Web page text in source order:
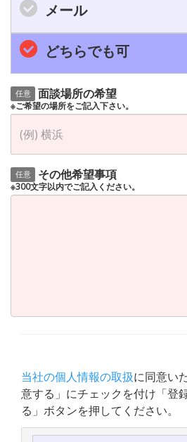
メール
どちらでも可
任意 面談場所の希望
※ご希望の場所をご記入下さい。
任意 その他希望事項
※300文字以内でご記入ください。
当社の個人情報の取扱に同意い
意する」にチェックを付け「登
る」ボタンを押してください。